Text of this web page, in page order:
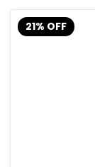
21% OFF